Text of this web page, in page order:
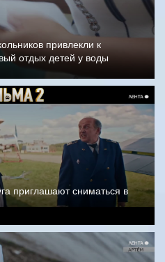
привлекли к
отдых детей у воды
приглашают сниматься в